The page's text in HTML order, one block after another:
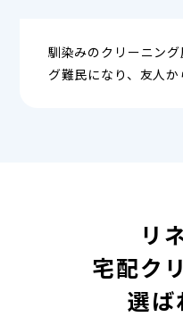
馴染みのクリーニン
グ難民になり、友人
リ
宅配ク
選ば